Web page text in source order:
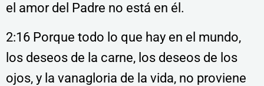
el amor del Padre no está en él.
2:16 Porque todo lo que hay en el mundo,
los deseos de la carne, los deseos de los
ojos, y la vanagloria de la vida, no proviene